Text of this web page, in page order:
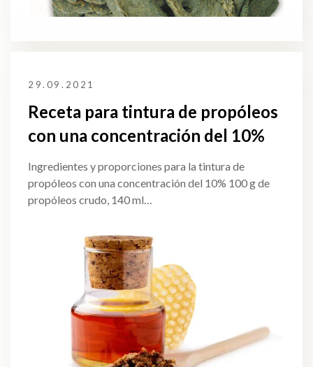
29.09.2021
Receta para tintura de propóleos
con una concentración del 10%
Ingredientes y proporciones para la tintura de
propóleos con una concentración del 10% 100 g de
propóleos crudo, 140 ml…